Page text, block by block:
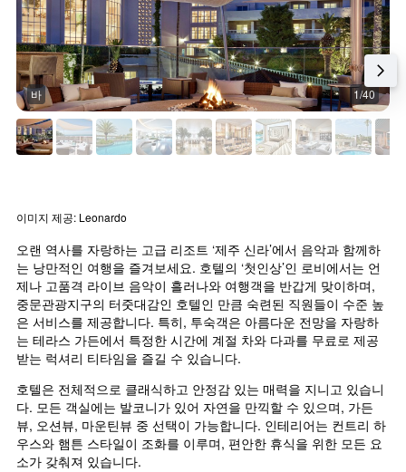
바 1/40
이미지 제공: Leonardo
오랜 역사를 자랑하는 고급 리조트 ‘제주 신라’에서 음악과 함께하
는 낭만적인 여행을 즐겨보세요. 호텔의 ‘첫인상’인 로비에서는 언
제나 고품격 라이브 음악이 흘러나와 여행객을 반갑게 맞이하며,
중문관광지구의 터줏대감인 호텔인 만큼 숙련된 직원들이 수준 높
은 서비스를 제공합니다. 특히, 투숙객은 아름다운 전망을 자랑하
는 테라스 가든에서 특정한 시간에 계절 차와 다과를 무료로 제공
받는 럭셔리 티타임을 즐길 수 있습니다.
호텔은 전체적으로 클래식하고 안정감 있는 매력을 지니고 있습니
다. 모든 객실에는 발코니가 있어 자연을 만끽할 수 있으며, 가든
뷰, 오션뷰, 마운틴뷰 중 선택이 가능합니다. 인테리어는 컨트리 하
우스와 햄튼 스타일이 조화를 이루며, 편안한 휴식을 위한 모든 요
소가 갖춰져 있습니다.